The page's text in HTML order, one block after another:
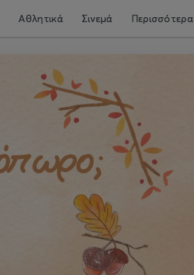
Αθλητικά Σινεμά Περισσότερα